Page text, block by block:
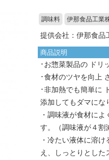
調味料 伊那食品工業
提供会社：伊那食品
商品説明
･お惣菜製品の ドリ
･食材のツヤを向上
･非加熱でも簡単に
添加してもダマにな
・調味液が食材に
す。（調味液が４割
・冷たい液体に溶
え、しっとりとした